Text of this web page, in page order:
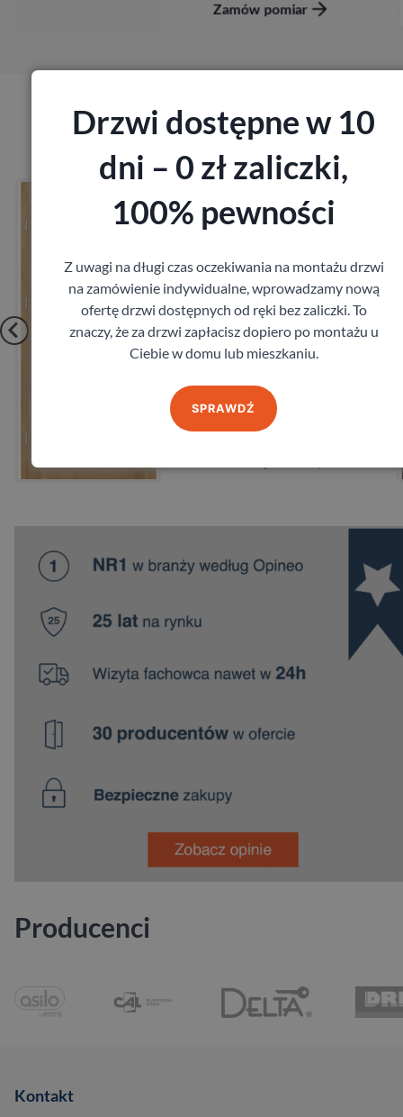
Zamów pomiar
Produkty marki Erkado
Erkado
724,68
Zobacz
Producenci
Kontakt
Drzwi dostępne w 10
dni – 0 zł zaliczki,
100% pewności
Z uwagi na długi czas oczekiwania na montażu drzwi
na zamówienie indywidualne, wprowadzamy nową
ofertę drzwi dostępnych od ręki bez zaliczki. To
znaczy, że za drzwi zapłacisz dopiero po montażu u
Ciebie w domu lub mieszkaniu.
SPRAWDŹ